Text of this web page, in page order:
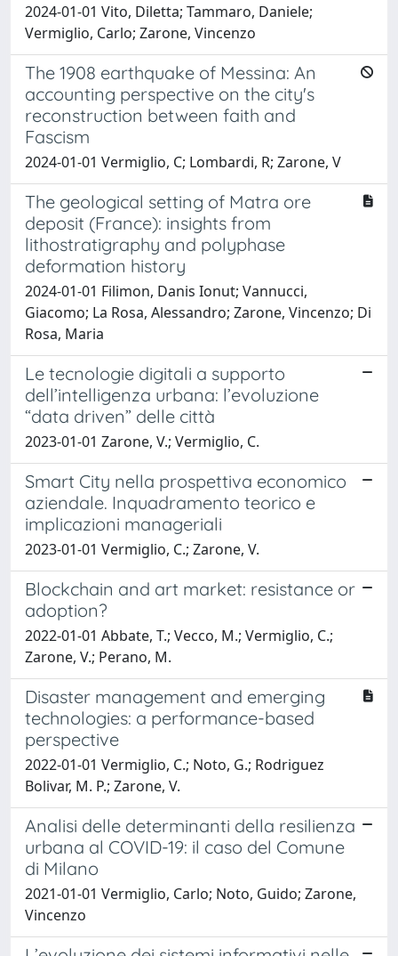
2024-01-01 Vito, Diletta; Tammaro, Daniele;
Vermiglio, Carlo; Zarone, Vincenzo
The 1908 earthquake of Messina: An
accounting perspective on the city's
reconstruction between faith and
Fascism
2024-01-01 Vermiglio, C; Lombardi, R; Zarone, V
The geological setting of Matra ore
deposit (France): insights from
lithostratigraphy and polyphase
deformation history
2024-01-01 Filimon, Danis Ionut; Vannucci,
Giacomo; La Rosa, Alessandro; Zarone, Vincenzo; Di
Rosa, Maria
Le tecnologie digitali a supporto
dell’intelligenza urbana: l’evoluzione
“data driven” delle città
2023-01-01 Zarone, V.; Vermiglio, C.
Smart City nella prospettiva economico
aziendale. Inquadramento teorico e
implicazioni manageriali
2023-01-01 Vermiglio, C.; Zarone, V.
Blockchain and art market: resistance or
adoption?
2022-01-01 Abbate, T.; Vecco, M.; Vermiglio, C.;
Zarone, V.; Perano, M.
Disaster management and emerging
technologies: a performance-based
perspective
2022-01-01 Vermiglio, C.; Noto, G.; Rodriguez
Bolivar, M. P.; Zarone, V.
Analisi delle determinanti della resilienza
urbana al COVID-19: il caso del Comune
di Milano
2021-01-01 Vermiglio, Carlo; Noto, Guido; Zarone,
Vincenzo